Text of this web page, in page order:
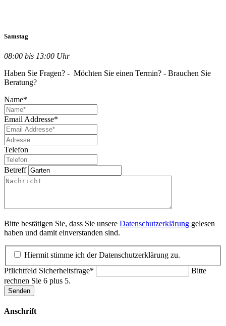
Samstag
08:00 bis 13:00 Uhr
Haben Sie Fragen? - Möchten Sie einen Termin? - Brauchen Sie
Beratung?
Name*
Email Addresse*
Telefon
Betreff
Bitte bestätigen Sie, dass Sie unsere Datenschutzerklärung gelesen
haben und damit einverstanden sind.
Hiermit stimme ich der Datenschutzerklärung zu.
Pflichtfeld Sicherheitsfrage*
Bitte
rechnen Sie 6 plus 5.
Senden
Anschrift